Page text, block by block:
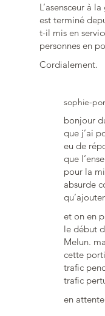
L’asensceur à
est terminé
t-il mis en
personnes en
Cordialement.
sophie-
bonjour
que j’ai
eu de
que
pour la
absurde
et on en
le début
Melun.
cette
trafic
trafic
en